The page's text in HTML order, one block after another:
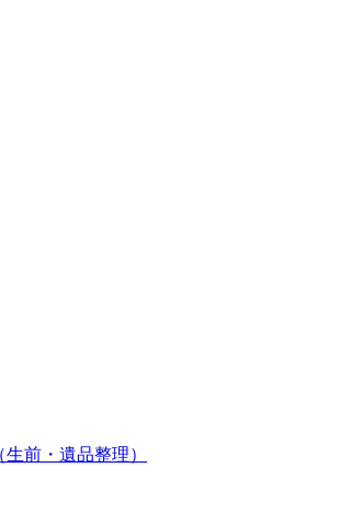
前・遺品整理）